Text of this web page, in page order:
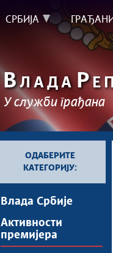
СРБИЈА ГРАЂАНИ
ВЛАДА Р
У служби грађана
ОДАБЕРИТЕ
КАТЕГОРИЈУ:
Влада Србије
Активности
премијера